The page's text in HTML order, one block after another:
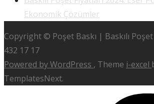
Ekonomik Çözümler
Copyright © Poşet Baskı | Baskılı
432 17 17
Powered by WordPress , Theme i-excel
TemplatesNext.